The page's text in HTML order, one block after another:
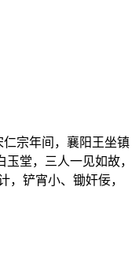
宗年间，襄阳王坐镇
堂，三人一见如故，
铲宵小、锄奸佞，